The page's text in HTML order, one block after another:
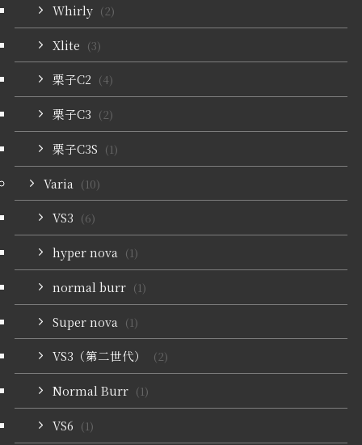
Whirly (2)
Xlite (3)
栗子C2 (4)
栗子C3 (2)
栗子C3S (1)
Varia (10)
VS3 (6)
hyper nova (1)
normal burr (1)
Super nova (1)
VS3（第二世代） (2)
Normal Burr (1)
VS6 (1)